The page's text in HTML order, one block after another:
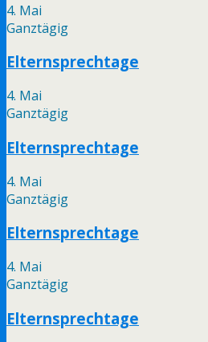
4. Mai
Ganztägig
Elternsprechtage
4. Mai
Ganztägig
Elternsprechtage
4. Mai
Ganztägig
Elternsprechtage
4. Mai
Ganztägig
Elternsprechtage